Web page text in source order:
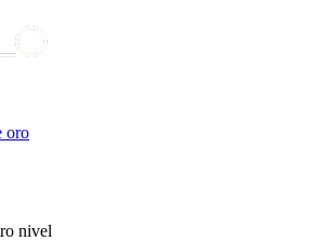
oro
nivel